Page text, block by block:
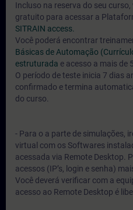
Incluso na reserva do seu
gratuito para acessar a
SITRAIN access.
Você poderá encontrar
Básicas de Automação
estruturada e acesso a mais de
O período de teste inicia 7 dias
confirmado e termina
do curso.
- Para o a parte de simulações,
virtual com os Softwares
acessada via Remote Desktop.
acessos (IP’s, login e senha)
Você deverá verificar com a
acesso ao Remote Desktop é